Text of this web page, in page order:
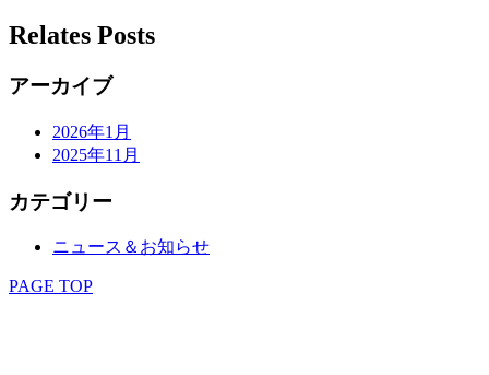
Relates Posts
アーカイブ
2026年1月
2025年11月
カテゴリー
ニュース＆お知らせ
PAGE TOP